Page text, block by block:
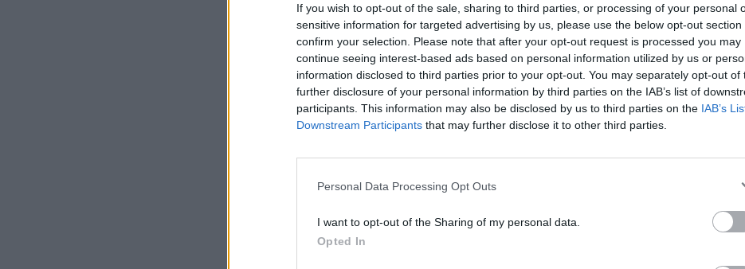
If you wish to opt-out of the sale, sharing to third parties, or processing of your personal
sensitive information for targeted advertising by us, please use the below opt-out section
confirm your selection. Please note that after your opt-out request is processed you may
continue seeing interest-based ads based on personal information utilized by us or
information disclosed to third parties prior to your opt-out. You may separately opt-out of
further disclosure of your personal information by third parties on the IAB’s list of
participants. This information may also be disclosed by us to third parties on the IAB’s
Downstream Participants that may further disclose it to other third parties.
Personal Data Processing Opt Outs
I want to opt-out of the Sharing of my personal data.
Opted In